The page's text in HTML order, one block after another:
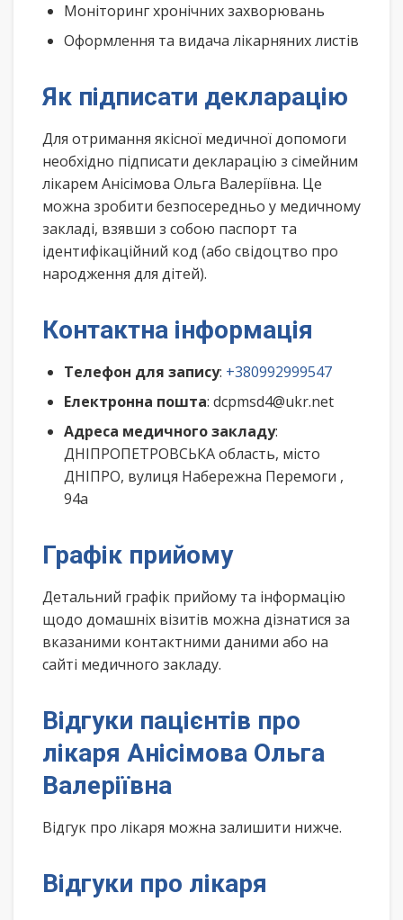
Моніторинг хронічних захворювань
Оформлення та видача лікарняних листів
Як підписати декларацію
Для отримання якісної медичної допомоги
необхідно підписати декларацію з сімейним
лікарем Анісімова Ольга Валеріївна. Це
можна зробити безпосередньо у медичному
закладі, взявши з собою паспорт та
ідентифікаційний код (або свідоцтво про
народження для дітей).
Контактна інформація
Телефон для запису: +380992999547
Електронна пошта: dcpmsd4@ukr.net
Адреса медичного закладу:
ДНІПРОПЕТРОВСЬКА область, місто
ДНІПРО, вулиця Набережна Перемоги ,
94а
Графік прийому
Детальний графік прийому та інформацію
щодо домашніх візитів можна дізнатися за
вказаними контактними даними або на
сайті медичного закладу.
Відгуки пацієнтів про
лікаря Анісімова Ольга
Валеріївна
Відгук про лікаря можна залишити нижче.
Відгуки про лікаря